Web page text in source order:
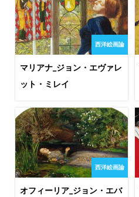
西洋絵画論
マリアナ_ジョン・エヴァレ
ット・ミレイ
西洋絵画論
オフィーリア_ジョン・エバ